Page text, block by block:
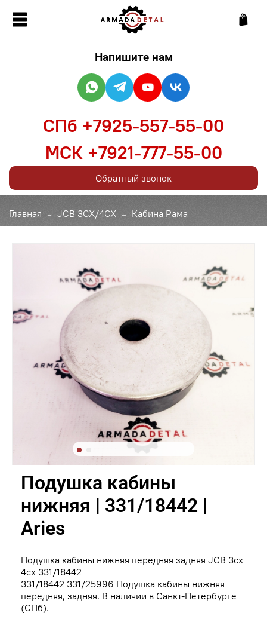
Главная JCB 3CX/4CX Кабина Рама
Подушка кабины
нижняя | 331/18442 |
Aries
Подушка кабины нижняя передняя задняя JCB 3cx
4cx 331/18442
331/18442 331/25996 Подушка кабины нижняя
передняя, задняя. В наличии в Санкт-Петербурге
(СПб).
Напишите нам
СПб +7925-557-55-00
МСК +7921-777-55-00
Обратный звонок